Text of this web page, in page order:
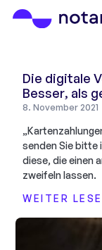
Die digitale
Besser, als
8. November 2021
senden Sie bitte
diese, die einen
zweifeln lassen.
WEITER